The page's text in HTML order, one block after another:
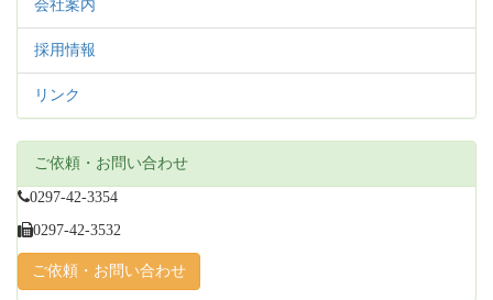
会社案内
採用情報
リンク
ご依頼・お問い合わせ
0297-42-3354
0297-42-3532
ご依頼・お問い合わせ